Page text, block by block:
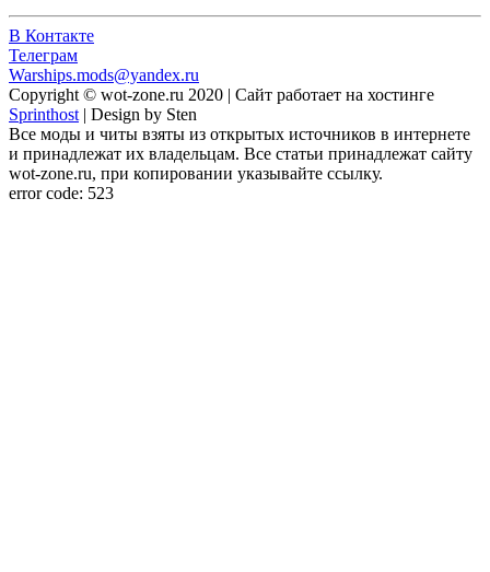
В Контакте
Телеграм
Warships.mods@yandex.ru
Copyright © wot-zone.ru 2020 | Сайт работает на хостинге
Sprinthost | Design by Sten
Все моды и читы взяты из открытых источников в интернете
и принадлежат их владельцам. Все статьи принадлежат сайту
wot-zone.ru, при копировании указывайте ссылку.
error code: 523